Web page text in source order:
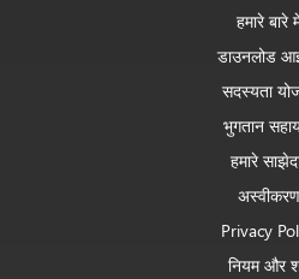
हमारे बारे
डाउनलोड
सदस्यता
भुगतान
हमारे
अस्वीकरण
Privacy
नियम और